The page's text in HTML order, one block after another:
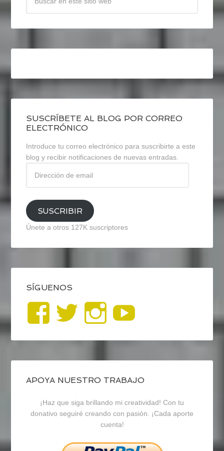
SUSCRÍBETE AL BLOG POR CORREO
ELECTRÓNICO
Introduce tu correo electrónico para suscribirte a este
blog y recibir notificaciones de nuevas entradas.
email
SUSCRIBIR
Únete a otros 127K suscriptores
SÍGUENOS
Ver
perfil
de
blogrecursosep
en
Facebook
Ver
perfil
de
recursosep
en
Twitter
Ver
perfil
de
recursosep
en
Instagram
APOYA NUESTRO TRABAJO
¡Haz que siga brillando mi creatividad! Con tu
donativo seguiré creando con pasión. ¡Cada aporte
cuenta!